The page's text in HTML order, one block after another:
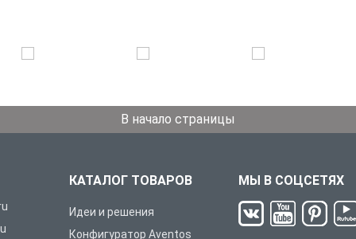
В начало страницы
КАТАЛОГ ТОВАРОВ
Идеи и решения
Конфигуратор Aventos
МЫ В СОЦСЕТЯХ